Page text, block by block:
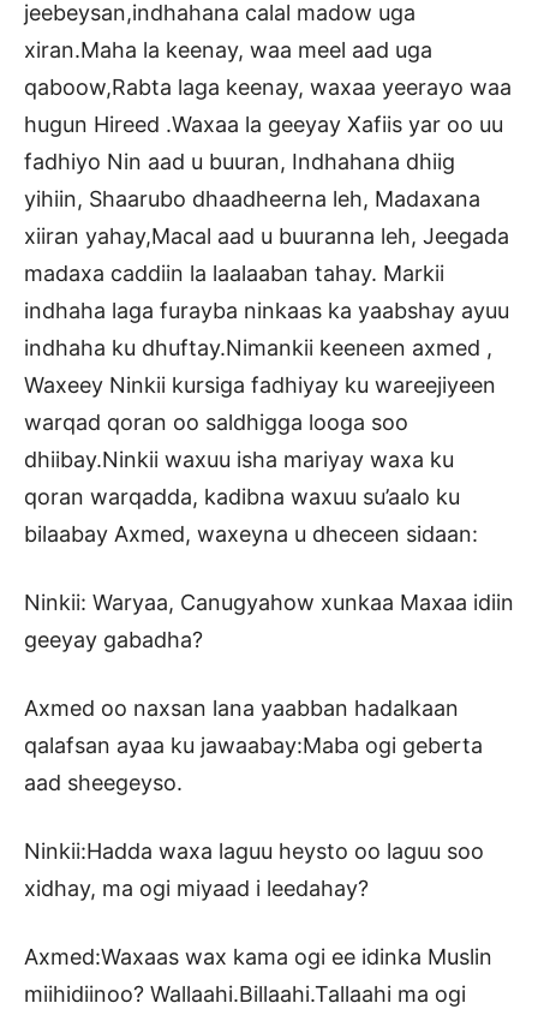
jeebeysan,indhahana calal madow uga
xiran.Maha la keenay, waa meel aad uga
qaboow,Rabta laga keenay, waxaa yeerayo waa
hugun Hireed .Waxaa la geeyay Xafiis yar oo uu
fadhiyo Nin aad u buuran, Indhahana dhiig
yihiin, Shaarubo dhaadheerna leh, Madaxana
xiiran yahay,Macal aad u buuranna leh, Jeegada
madaxa caddiin la laalaaban tahay. Markii
indhaha laga furayba ninkaas ka yaabshay ayuu
indhaha ku dhuftay.Nimankii keeneen axmed ,
Waxeey Ninkii kursiga fadhiyay ku wareejiyeen
warqad qoran oo saldhigga looga soo
dhiibay.Ninkii waxuu isha mariyay waxa ku
qoran warqadda, kadibna waxuu su’aalo ku
bilaabay Axmed, waxeyna u dheceen sidaan:
Ninkii: Waryaa, Canugyahow xunkaa Maxaa idiin
geeyay gabadha?
Axmed oo naxsan lana yaabban hadalkaan
qalafsan ayaa ku jawaabay:Maba ogi geberta
aad sheegeyso.
Ninkii:Hadda waxa laguu heysto oo laguu soo
xidhay, ma ogi miyaad i leedahay?
Axmed:Waxaas wax kama ogi ee idinka Muslin
miihidiinoo? Wallaahi.Billaahi.Tallaahi ma ogi